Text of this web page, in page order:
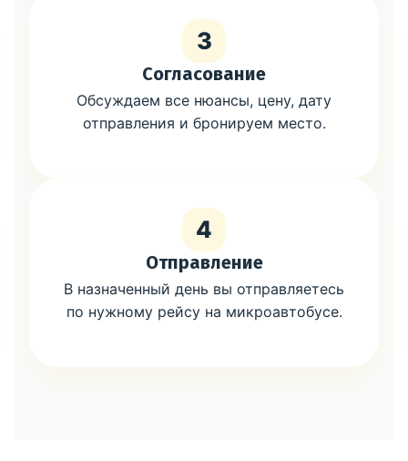
3
Согласование
Обсуждаем все нюансы, цену, дату
отправления и бронируем место.
4
Отправление
В назначенный день вы отправляетесь
по нужному рейсу на микроавтобусе.